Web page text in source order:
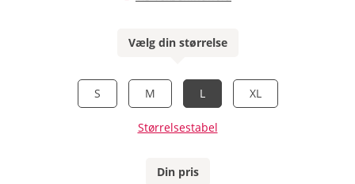
Vælg din størrelse
S M L XL
Størrelsestabel
Din pris